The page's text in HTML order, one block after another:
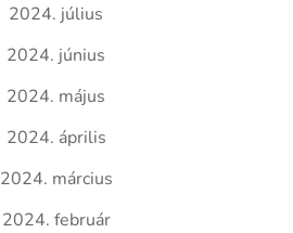
2024. július
2024. június
2024. május
2024. április
2024. március
2024. február